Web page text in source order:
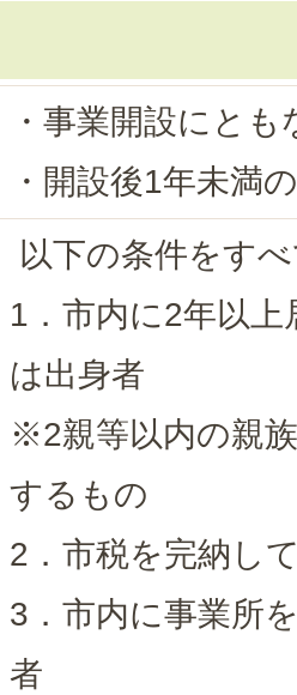
・事業開設にと
・開設後1年未満
以下の条件をす
1．市内に2年以
は出身者
※2親等以内の親
するもの
2．市税を完納し
3．市内に事業所
者